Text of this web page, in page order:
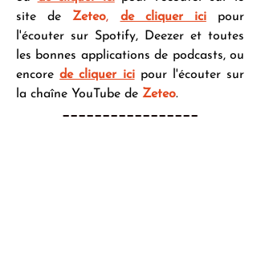
site de Zeteo, de cliquer ici pour
l'écouter sur Spotify, Deezer et toutes
les bonnes applications de podcasts, ou
encore de cliquer ici pour l'écouter sur
la chaîne YouTube de Zeteo.
_________________